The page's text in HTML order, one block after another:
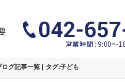
営業時間 : 9:00～
グ記事一覧 | タグ:子ども